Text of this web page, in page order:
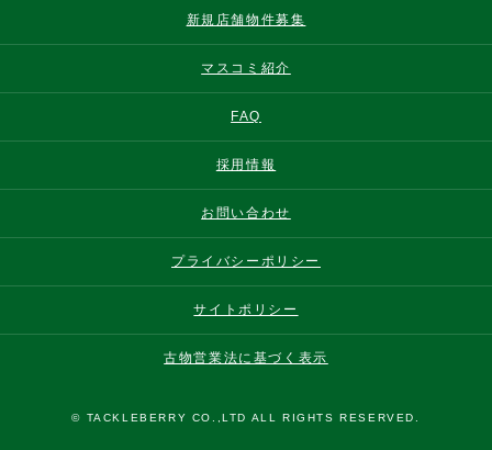
新規店舗物件募集
マスコミ紹介
FAQ
採用情報
お問い合わせ
プライバシーポリシー
サイトポリシー
古物営業法に基づく表示
© TACKLEBERRY CO.,LTD ALL RIGHTS RESERVED.